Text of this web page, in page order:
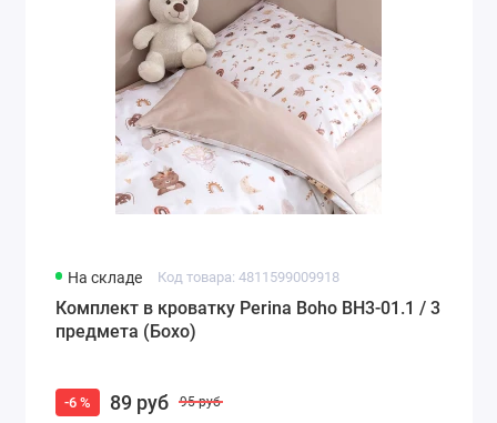
На складе Код товара: 4811599009918
Комплект в кроватку Perina Boho BH3-01.1 / 3
предмета (Бохо)
-6 % 89 руб 95 руб